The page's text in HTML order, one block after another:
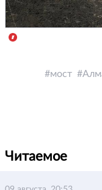
мост
Читаемое